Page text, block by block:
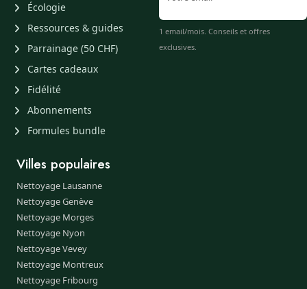
Écologie
Ressources & guides
Parrainage (50 CHF)
Cartes cadeaux
Fidélité
Abonnements
Formules bundle
1 email/mois. Conseils et offres
exclusives.
Villes populaires
Nettoyage Lausanne
Nettoyage Genève
Nettoyage Morges
Nettoyage Nyon
Nettoyage Vevey
Nettoyage Montreux
Nettoyage Fribourg